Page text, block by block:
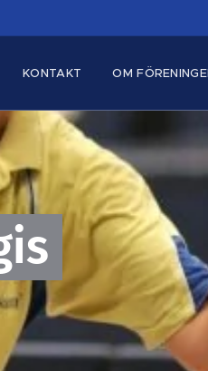
KONTAKT OM